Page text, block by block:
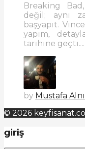
Breaking
değil; aynı
başyapıt.
yapım,
tarihine geçti....
by Mustafa
© 2026
giriş